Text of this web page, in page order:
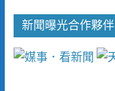
新聞曝光合作夥伴